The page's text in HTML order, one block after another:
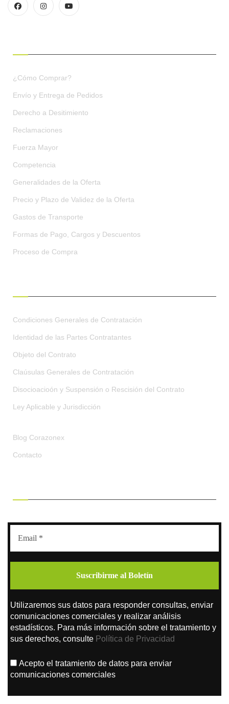
¿Cómo Comprar?
Envío y Entrega de Pedidos
Derecho a Desitimiento
Reclamaciones
Fuerza Mayor
Competencia
Generalidades de la Oferta
Precio y Plazo de Validez de la Oferta
Gastos de Transporte
Formas de Pago, Cargos y Descuentos
Proceso de Compra
Condiciones Generales de Contratación
Identidad de las Partes Contratantes
Objeto del Contrato
Claúsulas Generales de Contratación
Disocioacioón y Suspensión o Rescisión del Contrato
Ley Aplicable y Jurisdicción
Blog Corazonex
Contacto
Utilizaremos sus datos para responder consultas, enviar
comunicaciones comerciales y realizar análisis
estadísticos. Para más información sobre el tratamiento y
sus derechos, consulte Política de Privacidad
Acepto el tratamiento de datos para enviar
comunicaciones comerciales